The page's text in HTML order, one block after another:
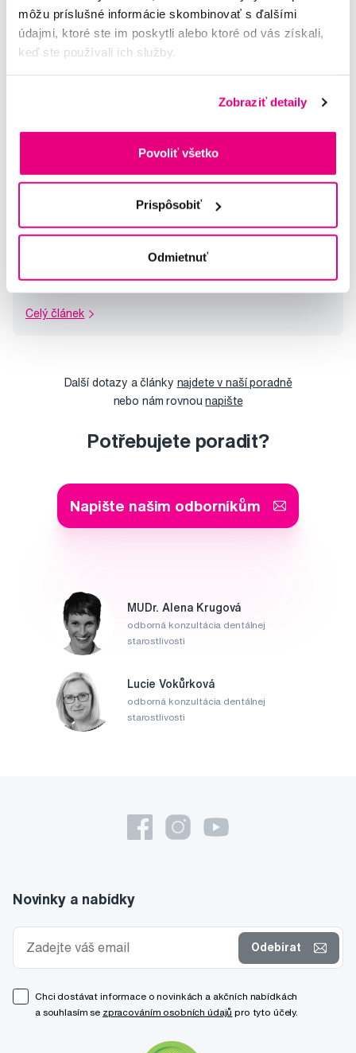
môžu príslušné informácie skombinovať s ďalšími
údajmi, ktoré ste im poskytli alebo ktoré od vás získali,
keď ste používali ich služby.
Zobraziť detaily
Povoliť všetko
Prispôsobiť
Odmietnuť
Ako vychovať knihomoľa
Akú úlohu zohráva vo výchove čítanie a je potrebné
trénovať pozitívny vzťah ku knihám už od útleho veku?
Celý článek
Další dotazy a články najdete v naší poradně
nebo nám rovnounapište
Potřebujete poradit?
Napište našim odborníkům
MUDr. Alena Krugová
odborná konzultácia dentálnej
starostlivosti
Lucie Vokůrková
odborná konzultácia dentálnej
starostlivosti
Novinky a nabídky
Odebírat
Chci dostávat informace o novinkách a akčních nabídkách
a souhlasím se zpracováním osobních údajů pro tyto účely.